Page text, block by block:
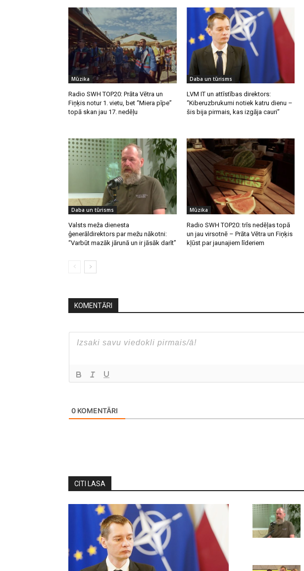
Mūzika
Radio SWH TOP20: Prāta Vētra un
Fiņķis notur 1. vietu, bet “Miera pīpe”
topā skan jau 17. nedēļu
Daba un tūrisms
LVM IT un attīstības direktors:
“Kiberuzbrukumi notiek katru dienu –
šis bija pirmais, kas izgāja cauri”
Daba un tūrisms
Valsts meža dienesta
ģenerāldirektors par mežu nākotni:
“Varbūt mazāk jārunā un ir jāsāk darīt”
Mūzika
Radio SWH TOP20: trīs nedēļas topā
un jau virsotnē – Prāta Vētra un Fiņķis
kļūst par jaunajiem līderiem
KOMENTĀRI
0 KOMENTĀRI
CITI LASA